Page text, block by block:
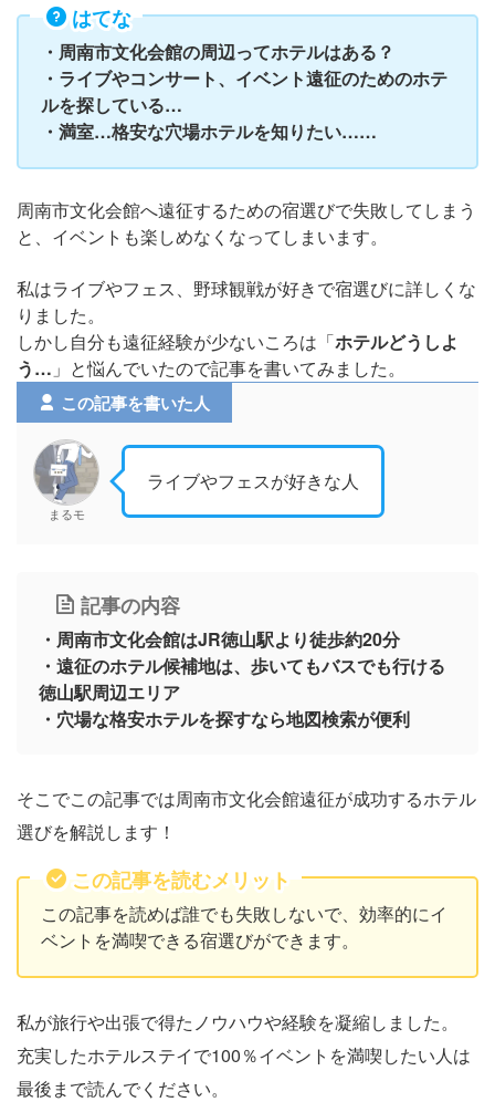
はてな
・周南市文化会館の周辺ってホテルはある？
・ライブやコンサート、イベント遠征のためのホテ
ルを探している…
・満室…格安な穴場ホテルを知りたい……
周南市文化会館へ遠征するための宿選びで失敗してしまう
と、イベントも楽しめなくなってしまいます。
私はライブやフェス、野球観戦が好きで宿選びに詳しくな
りました。
しかし自分も遠征経験が少ないころは「ホテルどうしよ
う… 」と悩んでいたので記事を書いてみました。
この記事を書いた人
まるモ
ライブやフェスが好きな人
記事の内容
・周南市文化会館はJR徳山駅より徒歩約20分
・遠征のホテル候補地は、歩いてもバスでも行ける
徳山駅周辺エリア
・穴場な格安ホテルを探すなら地図検索が便利
そこでこの記事では周南市文化会館遠征が成功するホテル
選びを解説します！
この記事を読むメリット
この記事を読めば誰でも失敗しないで、効率的にイ
ベントを満喫できる宿選びができます。
私が旅行や出張で得たノウハウや経験を凝縮しました。
充実したホテルステイで100％イベントを満喫したい人は
最後まで読んでください。